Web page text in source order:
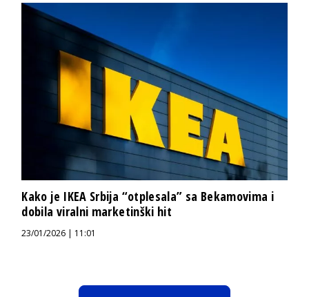
Kako je IKEA Srbija “otplesala” sa Bekamovima i
dobila viralni marketinški hit
23/01/2026 | 11:01